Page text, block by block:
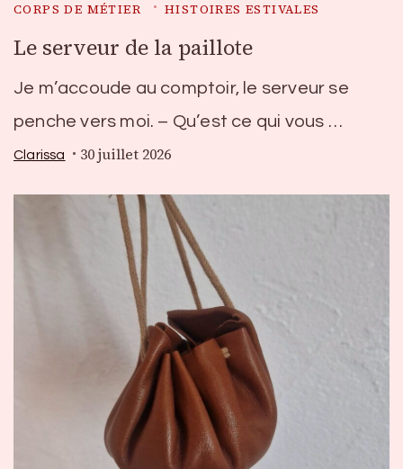
CORPS DE MÉTIER HISTOIRES ESTIVALES
Le serveur de la paillote
Je m’accoude au comptoir, le serveur se
penche vers moi. – Qu’est ce qui vous …
Clarissa 30 juillet 2026